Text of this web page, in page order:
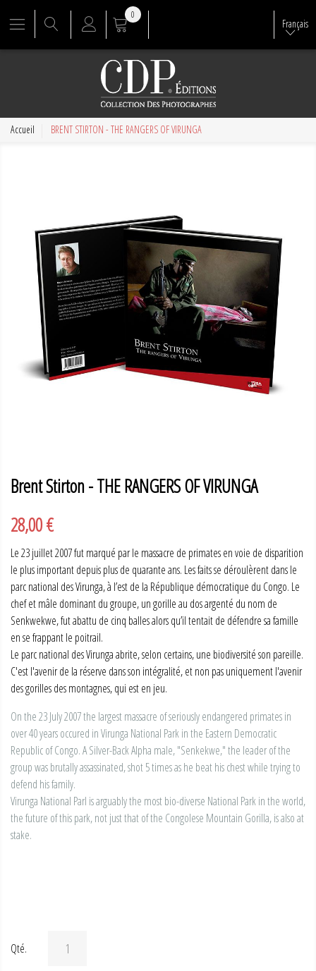
Français
0
Accueil BRENT STIRTON - THE RANGERS OF VIRUNGA
Brent Stirton - THE RANGERS OF VIRUNGA
28,00 €
Le 23 juillet 2007 fut marqué par le massacre de primates en voie de disparition
le plus important depuis plus de quarante ans. Les faits se déroulèrent dans le
parc national des Virunga, à l’est de la République démocratique du Congo. Le
chef et mâle dominant du groupe, un gorille au dos argenté du nom de
Senkwekwe, fut abattu de cinq balles alors qu’il tentait de défendre sa famille
en se frappant le poitrail.
Le parc national des Virunga abrite, selon certains, une biodiversité son pareille.
C'est l'avenir de la réserve dans son intégralité, et non pas uniquement l'avenir
des gorilles des montagnes, qui est en jeu.
On the 23 July 2007 the largest massacre of seriously endangered primates in
over 40 years occured in Virunga National Park in the Eastern Democratic
Republic of Congo. A Silver-Back Alpha male, "Senkekwe," the leader of the
group was brutally assassinated, shot 5 times as he beat his chest while trying to
defend his family.
Virunga National Parl is arguably the most bio-diverse National Park in the world,
the future of this park, not just that of the Congolese Mountain Gorilla, is also at
stake.
Qté.